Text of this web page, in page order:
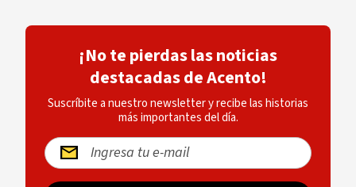
¡No te pierdas las noticias
destacadas de Acento!
Suscríbite a nuestro newsletter y recibe las historias
más importantes del día.